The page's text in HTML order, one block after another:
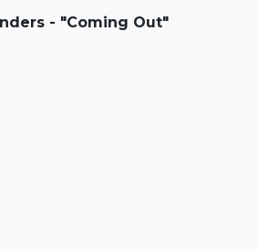
- "Coming Out"